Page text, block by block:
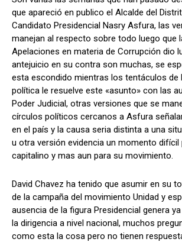
Comparta
Facebook X WhatsApp
Síganos
Comparta
Facebook X WhatsApp
Síganos
que apareció en publico el Alcalde del
Candidato Presidencial Nasry Asfura, las
manejan al respecto sobre todo luego que
Apelaciones en materia de Corrupción dio
antejuicio en su contra son muchas, se
esta escondido mientras los tentáculos de
política le resuelve este «asunto» con las
Poder Judicial, otras versiones que se
círculos políticos cercanos a Asfura
en el país y la causa seria distinta a una
u otra versión evidencia un momento difícil
capitalino y mas aun para su movimiento.
David Chavez ha tenido que asumir en su
de la campaña del movimiento Unidad y
ausencia de la figura Presidencial genera
la dirigencia a nivel nacional, muchos
como esta la cosa pero no tienen